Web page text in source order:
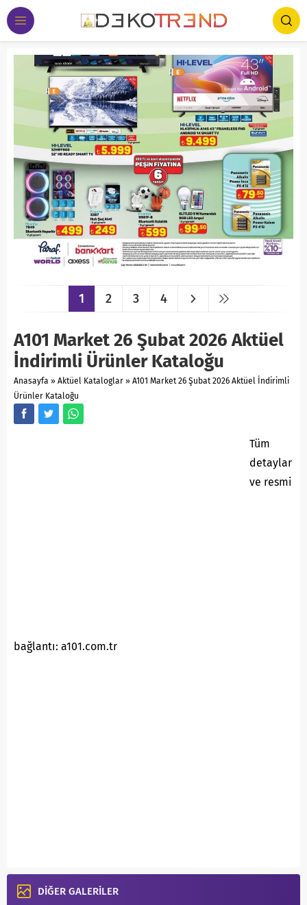
1 2 3 4
A101 Market 26 Şubat 2026 Aktüel
İndirimli Ürünler Kataloğu
Anasayfa » Aktüel Kataloglar » A101 Market 26 Şubat 2026 Aktüel İndirimli
Ürünler Kataloğu
Tüm
detaylar
ve resmi
bağlantı: a101.com.tr
DİĞER GALERİLER